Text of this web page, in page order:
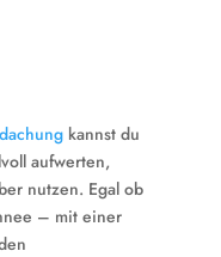
kannst du
aufwerten,
nutzen. Egal ob
– mit einer